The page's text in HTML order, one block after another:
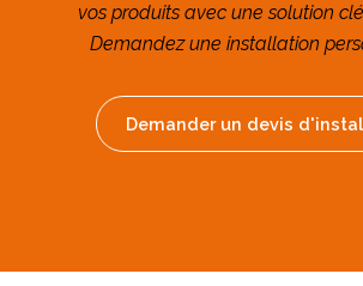
vos produits avec une solution
Demandez une installation
Demander un devis